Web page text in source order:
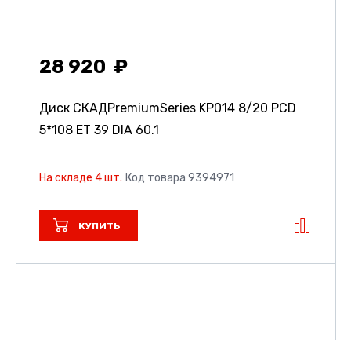
28 920
Диск СКАДPremiumSeries KP014 8/20 PCD
5*108 ET 39 DIA 60.1
На складе 4 шт. Код товара 9394971
КУПИТЬ